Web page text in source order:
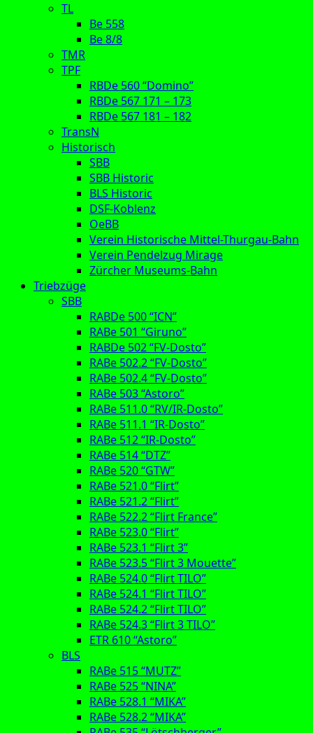
TL
Be 558
Be 8/8
TMR
TPF
RBDe 560 “Domino”
RBDe 567 171 – 173
RBDe 567 181 – 182
TransN
Historisch
SBB
SBB Historic
BLS Historic
DSF-Koblenz
OeBB
Verein Historische Mittel-Thurgau-Bahn
Verein Pendelzug Mirage
Zürcher Museums-Bahn
Triebzüge
SBB
RABDe 500 “ICN”
RABe 501 “Giruno”
RABDe 502 “FV-Dosto”
RABe 502.2 “FV-Dosto”
RABe 502.4 “FV-Dosto”
RABe 503 “Astoro”
RABe 511.0 “RV/IR-Dosto”
RABe 511.1 “IR-Dosto”
RABe 512 “IR-Dosto”
RABe 514 “DTZ”
RABe 520 “GTW”
RABe 521.0 “Flirt”
RABe 521.2 “Flirt”
RABe 522.2 “Flirt France”
RABe 523.0 “Flirt”
RABe 523.1 “Flirt 3”
RABe 523.5 “Flirt 3 Mouette”
RABe 524.0 “Flirt TILO”
RABe 524.1 “Flirt TILO”
RABe 524.2 “Flirt TILO”
RABe 524.3 “Flirt 3 TILO”
ETR 610 “Astoro”
BLS
RABe 515 “MUTZ”
RABe 525 “NINA”
RABe 528.1 “MIKA”
RABe 528.2 “MIKA”